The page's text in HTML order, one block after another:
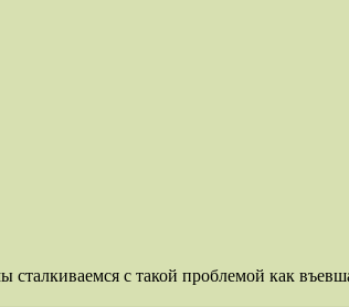
с такой проблемой как